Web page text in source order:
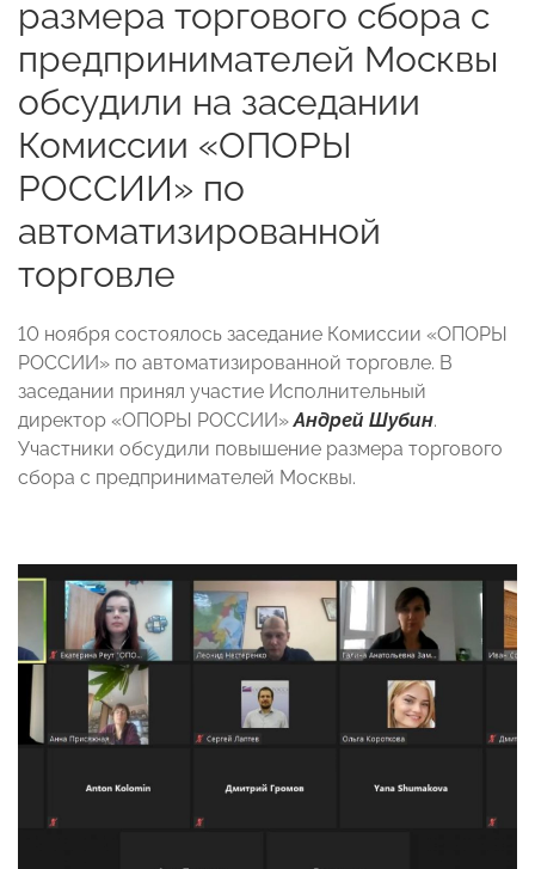
размера торгового сбора с
предпринимателей Москвы
обсудили на заседании
Комиссии «ОПОРЫ
РОССИИ» по
автоматизированной
торговле
10 ноября состоялось заседание Комиссии «ОПОРЫ
РОССИИ» по автоматизированной торговле. В
заседании принял участие Исполнительный
директор «ОПОРЫ РОССИИ»Андрей Шубин.
Участники обсудили повышение размера торгового
сбора с предпринимателей Москвы.